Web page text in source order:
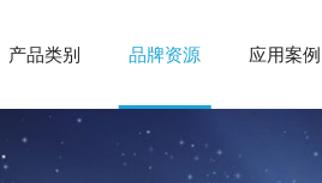
产品类别 品牌资源 应用案例